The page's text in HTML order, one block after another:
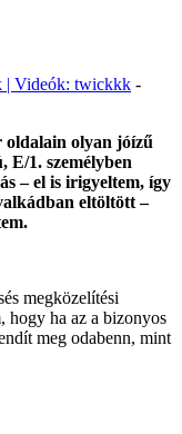
| Videók: twickkk -
olyan jóízű
E/1. személyben
– el is irigyeltem, így
eltöltött –
megközelítési
hogy ha az a bizonyos
meg odabenn, mint